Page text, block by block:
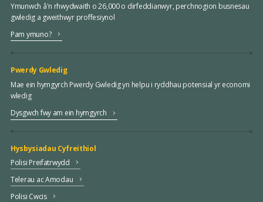
Ymunwch â'n rhwydwaith o 26,000 o dirfeddianwyr, perchnogion busnesau
gwledig a gweithwyr proffesiynol
Pam ymuno?
Pwerdy Gwledig
Mae ein hymgyrch Pwerdy Gwledig yn helpu i ryddhau potensial yr economi
wledig
Dysgwch fwy am ein hymgyrch
Hysbysiadau Cyfreithiol
Polisi Preifatrwydd
Telerau ac Amodau
Polisi Cwcis